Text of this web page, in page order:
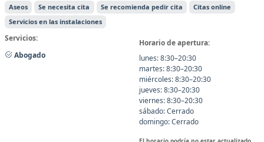
Aseos Se necesita cita Se recomienda pedir cita
Citas online
Servicios en las instalaciones
Servicios:
Abogado
Horario de apertura:
lunes: 8:30–20:30
martes: 8:30–20:30
miércoles: 8:30–20:30
jueves: 8:30–20:30
viernes: 8:30–20:30
sábado: Cerrado
domingo: Cerrado